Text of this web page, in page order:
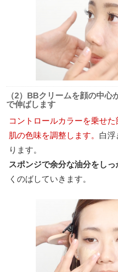
（2）BBクリームを顔の中
で伸ばします
コントロールカラーを乗せた
肌の色味を調整します。 白浮
ります。
スポンジで余分な油分をしっ
くのばしていきます。